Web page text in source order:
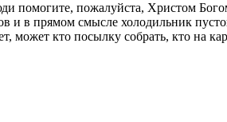
помогите, пожалуйста, Христом
и в прямом смысле холодильник
кто посылку собрать, кто на